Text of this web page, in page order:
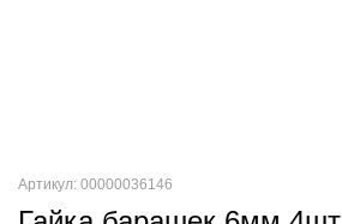
Артикул: 00000036146